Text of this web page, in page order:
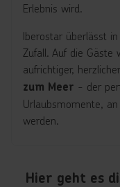
Erlebnis wird.
Iberostar überlässt
Zufall. Auf die Gäste
aufrichtiger,
zum Meer - der
Urlaubsmomente,
werden.
Hier geht es